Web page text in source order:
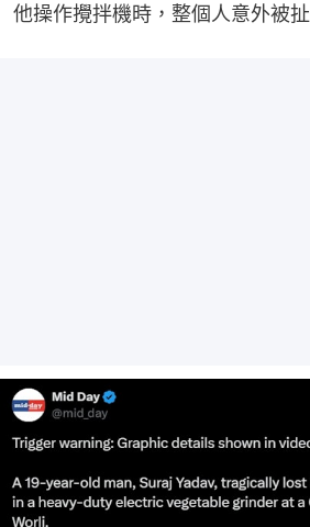
他操作攪拌機時，整個人意外被